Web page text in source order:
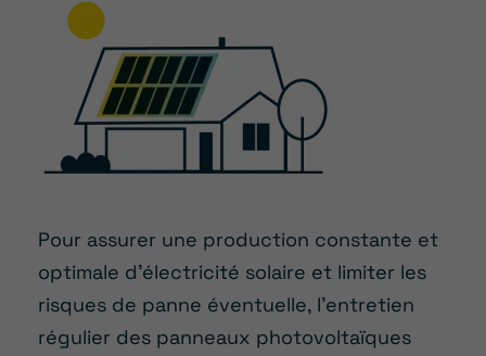
Pour assurer une production constante et
optimale d’électricité solaire et limiter les
risques de panne éventuelle, l’entretien
régulier des panneaux photovoltaïques